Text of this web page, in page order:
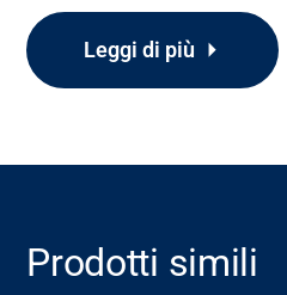
Leggi di più
Prodotti simili